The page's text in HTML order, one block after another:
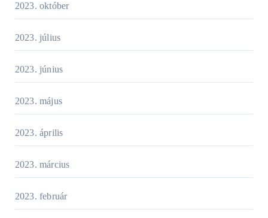
2023. október
2023. július
2023. június
2023. május
2023. április
2023. március
2023. február